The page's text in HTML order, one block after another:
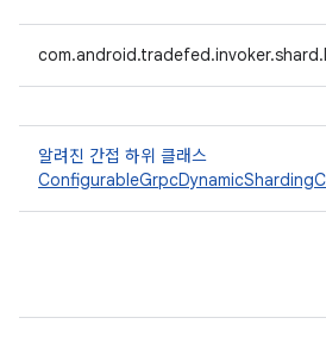
알려진 간접 하위 클래스